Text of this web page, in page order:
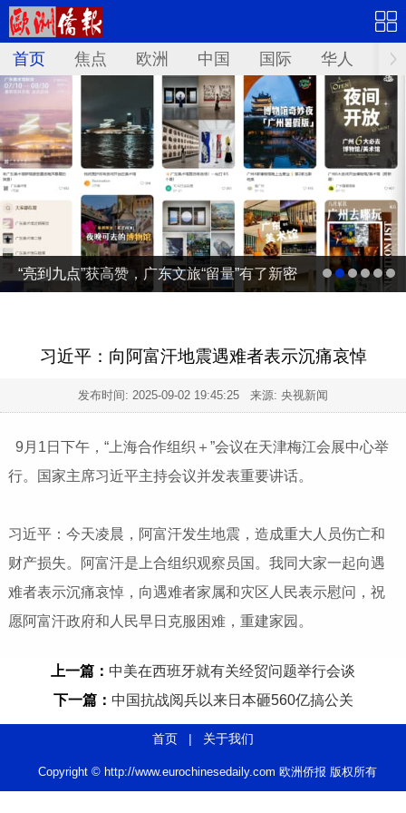
首页 焦点 欧洲 中国 国际 华人 文
“亮到九点”获高赞，广东文旅“留量”有了新密
习近平：向阿富汗地震遇难者表示沉痛哀悼
发布时间: 2025-09-02 19:45:25 来源: 央视新闻
9月1日下午，“上海合作组织＋”会议在天津梅江会展中心举
行。国家主席习近平主持会议并发表重要讲话。
习近平：今天凌晨，阿富汗发生地震，造成重大人员伤亡和
财产损失。阿富汗是上合组织观察员国。我同大家一起向遇
难者表示沉痛哀悼，向遇难者家属和灾区人民表示慰问，祝
愿阿富汗政府和人民早日克服困难，重建家园。
上一篇： 中美在西班牙就有关经贸问题举行会谈
下一篇： 中国抗战阅兵以来日本砸560亿搞公关
首页 | 关于我们
Copyright © http://www.eurochinesedaily.com 欧洲侨报 版权所有